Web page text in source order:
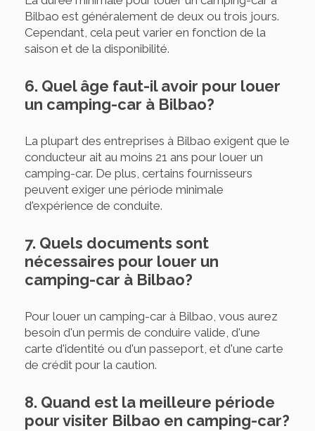
Bilbao est généralement de deux ou trois jours.
Cependant, cela peut varier en fonction de la
saison et de la disponibilité.
6. Quel âge faut-il avoir pour louer
un camping-car à Bilbao?
La plupart des entreprises à Bilbao exigent que le
conducteur ait au moins 21 ans pour louer un
camping-car. De plus, certains fournisseurs
peuvent exiger une période minimale
d'expérience de conduite.
7. Quels documents sont
nécessaires pour louer un
camping-car à Bilbao?
Pour louer un camping-car à Bilbao, vous aurez
besoin d'un permis de conduire valide, d'une
carte d'identité ou d'un passeport, et d'une carte
de crédit pour la caution.
8. Quand est la meilleure période
pour visiter Bilbao en camping-car?